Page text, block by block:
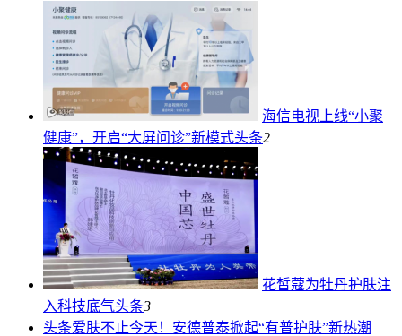
海信电视上线“小聚
健康”，开启“大屏问诊”新模式头条2
花皙蔻为牡丹护肤注
入科技底气头条3
头条爱肤不止今天！安德普泰掀起“有普护肤”新热潮